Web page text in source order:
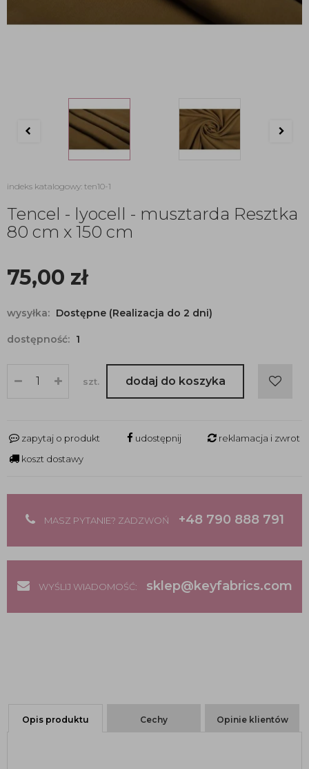
indeks katalogowy: ten10-1
Tencel - lyocell - musztarda Resztka
80 cm x 150 cm
75,00 zł
wysyłka: Dostępne (Realizacja do 2 dni)
dostępność: 1
szt. dodaj do koszyka
zapytaj o produkt udostępnij
reklamacja i zwrot
koszt dostawy
MASZ PYTANIE? ZADZWOŃ +48 790 888 791
WYŚLIJ WIADOMOŚĆ: sklep@keyfabrics.com
Opis produktu Cechy Opinie klientów